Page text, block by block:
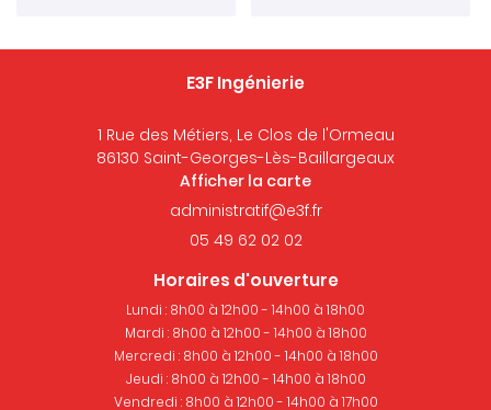
E3F Ingénierie
1 Rue des Métiers, Le Clos de l'Ormeau
86130 Saint-Georges-Lès-Baillargeaux
Afficher la carte
05 49 62 02 02
Horaires d'ouverture
Lundi : 8h00 à 12h00 - 14h00 à 18h00
Mardi : 8h00 à 12h00 - 14h00 à 18h00
Mercredi : 8h00 à 12h00 - 14h00 à 18h00
Jeudi : 8h00 à 12h00 - 14h00 à 18h00
Vendredi : 8h00 à 12h00 - 14h00 à 17h00